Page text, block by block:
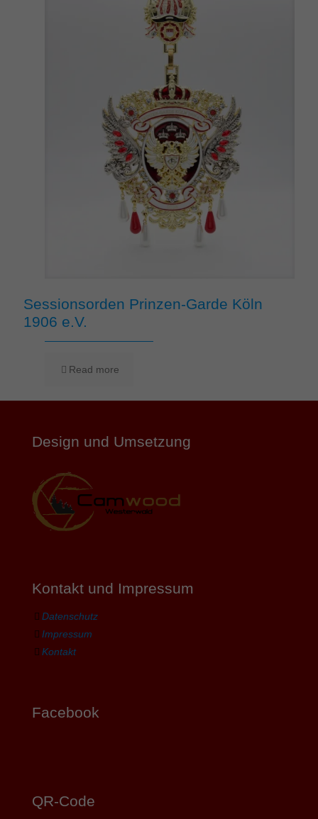
Sessionsorden Prinzen-Garde Köln
1906 e.V.
Read more
Design und Umsetzung
Kontakt und Impressum
Datenschutz
Impressum
Kontakt
Facebook
QR-Code